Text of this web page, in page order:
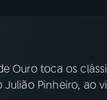
Ouro toca os
Julião Pinheiro, ao